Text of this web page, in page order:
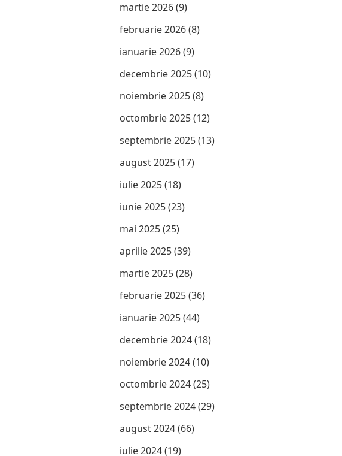
martie 2026(9)
februarie 2026(8)
ianuarie 2026(9)
decembrie 2025(10)
noiembrie 2025(8)
octombrie 2025(12)
septembrie 2025(13)
august 2025(17)
iulie 2025(18)
iunie 2025(23)
mai 2025(25)
aprilie 2025(39)
martie 2025(28)
februarie 2025(36)
ianuarie 2025(44)
decembrie 2024(18)
noiembrie 2024(10)
octombrie 2024(25)
septembrie 2024(29)
august 2024(66)
iulie 2024(19)